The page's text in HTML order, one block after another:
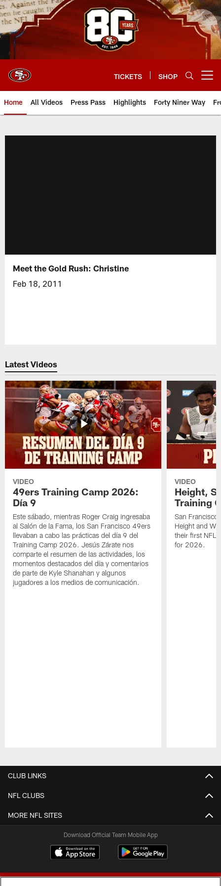
Skip
to
main
content
TICKETS SHOP
Home All Videos Press Pass Highlights Forty Niner Way
Meet the Gold Rush: Christine
Feb 18, 2011
Latest Videos
VIDEO
49ers Training Camp 2026:
Día 9
Este sábado, mientras Roger Craig ingresaba
al Salón de la Fama, los San Francisco 49ers
llevaban a cabo las prácticas del día 9 del
Training Camp 2026. Jesús Zárate nos
comparte el resumen de las actividades, los
momentos destacados del día y comentarios
de parte de Kyle Shanahan y algunos
jugadores a los medios de comunicación.
VIDEO
Height,
Training
San Francisco
Height and
their first NFL
for 2026.
CLUB LINKS
NFL CLUBS
MORE NFL SITES
Download Official Team Mobile App